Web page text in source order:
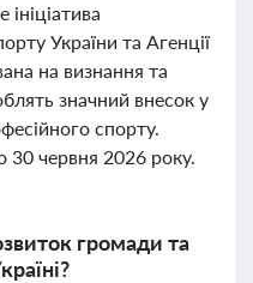
України та Агенції
на визнання та
значний внесок у
спорту.
30 червня 2026 року.
громади та